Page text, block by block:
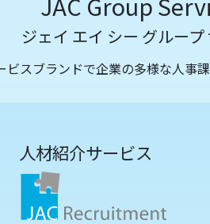
ジェイ エイ シー グルー
ビスブランドで企業の多様な人事
人材紹介サービス